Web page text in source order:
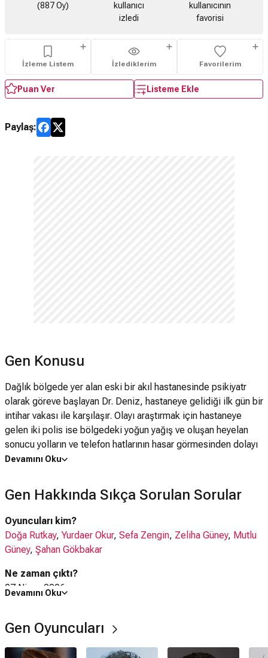
(887 Oy)
kullanıcı
izledi
kullanıcının
favorisi
İzleme Listem İzlediklerim Favorilerim
Puan Ver Listeme Ekle
Paylaş:
Gen Konusu
Dağlık bölgede yer alan eski bir akıl hastanesinde psikiyatr
olarak göreve başlayan Dr. Deniz, hastaneye gelidiği ilk gün bir
intihar vakası ile karşılaşır. Olayı araştırmak için hastaneye
gelen iki polis ise bölgedeki yoğun yağış ve oluşan heyelan
sonucu yolların ve telefon hatlarının hasar görmesinden dolayı
mahsur kalmışlardır. Yıllar boyunca sakin ve kendi halinde
işlenecek vahşi cinayetlerle sarsılacak ve herkesin herkesten
şüphelendiği, korkunun hüküm sürdüğü bir karabasan haline
dönüşecektir.
Devamını Oku
Gen Hakkında Sıkça Sorulan Sorular
Oyuncuları kim?
Doğa Rutkay, Yurdaer Okur, Sefa Zengin, Zeliha Güney, Mutlu
Güney, Şahan Gökbakar
Ne zaman çıktı?
07 Nisan 2006
Gen filmiTürkiye'de çekilmiştir.
Kaç saat?
Devamını Oku
Gen Oyuncuları